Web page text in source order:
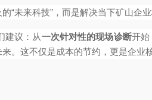
“未来科技”，而是解决当下矿山企
建议：从一次针对性的现场诊断开始
。这不仅是成本的节约，更是企业